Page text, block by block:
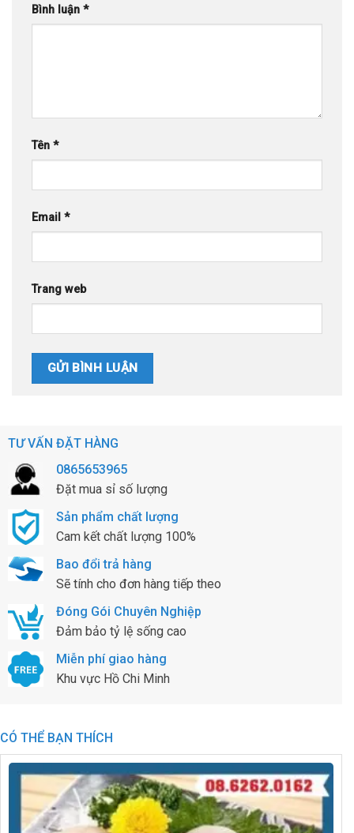
TƯ VẤN ĐẶT HÀNG
0865653965
Đặt mua sỉ số lượng
Sản phẩm chất lượng
Cam kết chất lượng 100%
Bao đổi trả hàng
Sẽ tính cho đơn hàng tiếp theo
Đóng Gói Chuyên Nghiệp
Đảm bảo tỷ lệ sống cao
Miễn phí giao hàng
Khu vực Hồ Chi Minh
CÓ THỂ BẠN THÍCH
Bình luận *
Tên *
Email *
Trang web